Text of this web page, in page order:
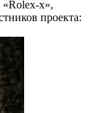
«Rolex-x»,
проекта: